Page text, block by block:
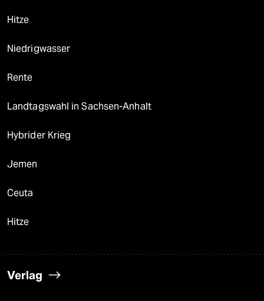
Hitze
Niedrigwasser
Rente
Landtagswahl in Sachsen-Anhalt
Hybrider Krieg
Jemen
Ceuta
Hitze
Verlag